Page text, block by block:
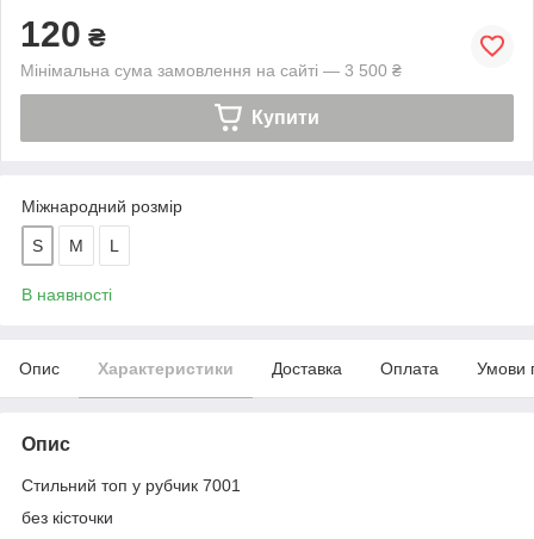
120 ₴
Мінімальна сума замовлення на сайті — 3 500 ₴
Купити
Міжнародний розмір
S M L
В наявності
Опис Характеристики Доставка Оплата Умови
Опис
Стильний топ у рубчик 7001
без кісточки